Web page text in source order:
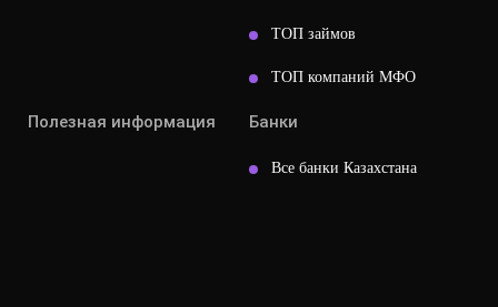
ТОП займов
ТОП компаний МФО
Полезная информация Банки
Все банки Казахстана